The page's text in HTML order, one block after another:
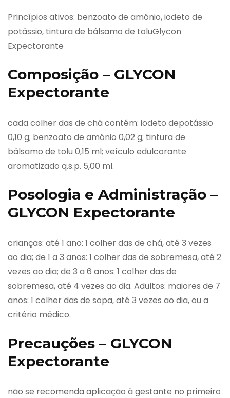
Princípios ativos: benzoato de amônio, iodeto de
potássio, tintura de bálsamo de toluGlycon
Expectorante
Composição – GLYCON
Expectorante
cada colher das de chá contém: iodeto depotássio
0,10 g; benzoato de amônio 0,02 g; tintura de
bálsamo de tolu 0,15 ml; veículo edulcorante
aromatizado q.s.p. 5,00 ml.
Posologia e Administração –
GLYCON Expectorante
crianças: até 1 ano: 1 colher das de chá, até 3 vezes
ao dia; de 1 a 3 anos: 1 colher das de sobremesa, até 2
vezes ao dia; de 3 a 6 anos: 1 colher das de
sobremesa, até 4 vezes ao dia. Adultos: maiores de 7
anos: 1 colher das de sopa, até 3 vezes ao dia, ou a
critério médico.
Precauções – GLYCON
Expectorante
não se recomenda aplicação à gestante no primeiro